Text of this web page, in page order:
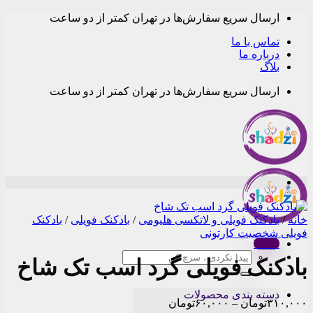
Skip
content
ارسال سریع سفارش‌ها در تهران کمتر از دو ساعت
تماس با ما
درباره ما
بلاگ
ارسال سریع سفارش‌ها در تهران کمتر از دو ساعت
Menu
جستجو
برای:
دسته بندی محصولات
خانه / بادکنک فویلی و لاتکسی هلیومی / بادکنک فویلی / بادکنک
فویلی شخصیت کارتونی
بادکنک فویلی گرد اسب تک شاخ
۳۱۰,۰۰۰تومان – ۶۰,۰۰۰تومان